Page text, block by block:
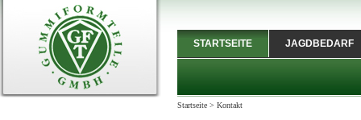
STARTSEITE JAGDBEDARF
Startseite > Kontakt